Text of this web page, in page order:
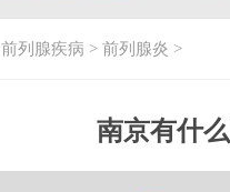
前列腺疾病 > 前列腺炎 >
南京有什